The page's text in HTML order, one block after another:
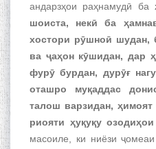
андарзҳои раҳнамудӣ ба
шоиста, некӣ ба
хостори рӯшноӣ шудан,
ва ҷаҳон кӯшидан, дар
фурӯ бурдан, дурӯғ
оташро муқаддас
талош варзидан, ҳимоят
риояти ҳуқуқу
масоиле, ки ниёзи